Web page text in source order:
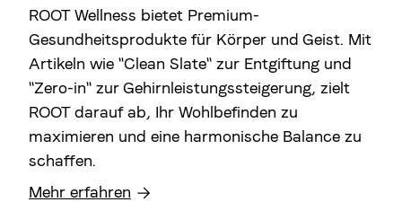
ROOT Wellness bietet Premium-
Gesundheitsprodukte für Körper und Geist. Mit
Artikeln wie "Clean Slate" zur Entgiftung und
"Zero-in" zur Gehirnleistungssteigerung, zielt
ROOT darauf ab, Ihr Wohlbefinden zu
maximieren und eine harmonische Balance zu
schaffen.
Mehr erfahren